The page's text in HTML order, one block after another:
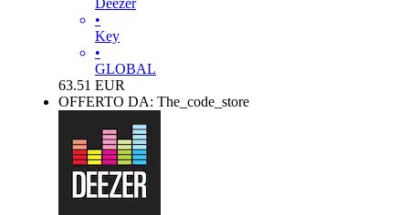
•
Key
•
GLOBAL
63.51 EUR
OFFERTO DA: The_code_store